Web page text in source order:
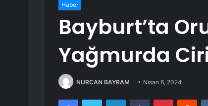
Haber
Bayburt’ta
Yağmurda
NURCAN BAYRAM Nisan 6, 2024
FacebookTwitter LinkedInTumblr Pinterest